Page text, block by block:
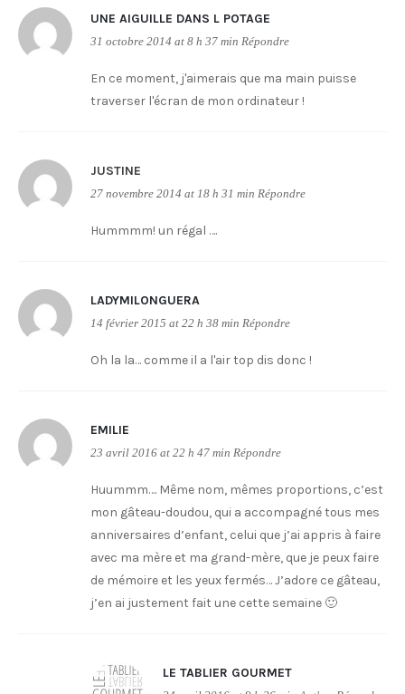
UNE AIGUILLE DANS L POTAGE
31 octobre 2014 at 8 h 37 min Répondre
En ce moment, j'aimerais que ma main puisse
traverser l'écran de mon ordinateur !
JUSTINE
27 novembre 2014 at 18 h 31 min Répondre
Hummmm! un régal ….
LADYMILONGUERA
14 février 2015 at 22 h 38 min Répondre
Oh la la… comme il a l'air top dis donc !
EMILIE
23 avril 2016 at 22 h 47 min Répondre
Huummm…. Même nom, mêmes proportions, c’est
mon gâteau-doudou, qui a accompagné tous mes
anniversaires d’enfant, celui que j’ai appris à faire
avec ma mère et ma grand-mère, que je peux faire
de mémoire et les yeux fermés… J’adore ce gâteau,
j’en ai justement fait une cette semaine 🙂
LE TABLIER GOURMET